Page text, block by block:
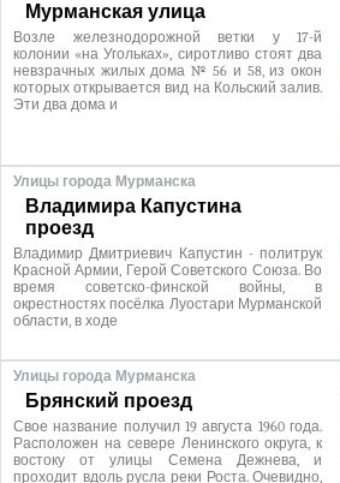
Мурманская улица
Возле железнодорожной ветки у 17-й
колонии «на Угольках», сиротливо стоят два
невзрачных жилых дома № 56 и 58, из окон
которых открывается вид на Кольский залив.
Эти два дома и
Улицы города Мурманска
Владимира Капустина
проезд
Владимир Дмитриевич Капустин - политрук
Красной Армии, Герой Советского Союза. Во
время советско-финской войны, в
окрестностях посёлка Луостари Мурманской
области, в ходе
Улицы города Мурманска
Брянский проезд
Свое название получил 19 августа 1960 года.
Расположен на севере Ленинского округа, к
востоку от улицы Семена Дежнева, и
проходит вдоль русла реки Роста. Очевидно,